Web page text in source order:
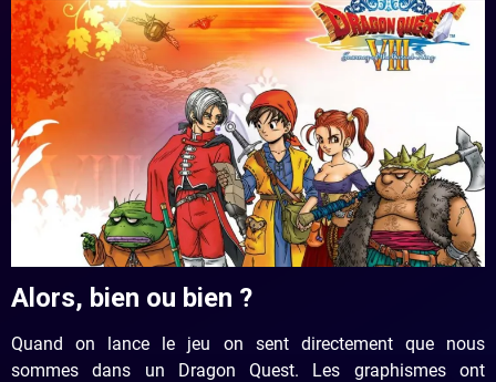
Alors, bien ou bien ?
Quand on lance le jeu on sent directement que nous
sommes dans un Dragon Quest. Les graphismes ont